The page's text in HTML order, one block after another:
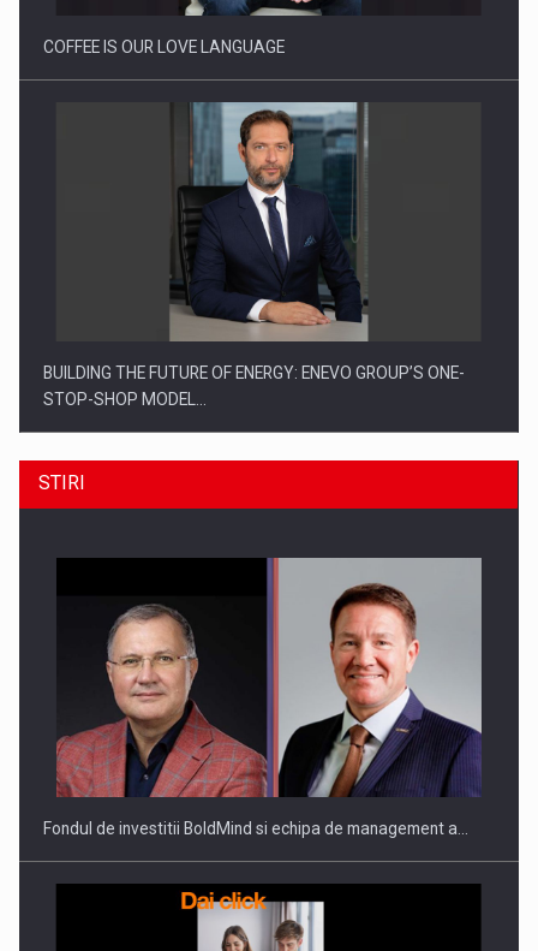
COFFEE IS OUR LOVE LANGUAGE
BUILDING THE FUTURE OF ENERGY: ENEVO GROUP’S ONE-
STOP-SHOP MODEL…
ROOTED IN ROMANIA, BUILT TO DELIVER TECHNOLOGY FOR
THE…
STIRI
Fondul de investitii BoldMind si echipa de management a…